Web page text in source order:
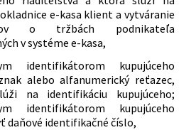
e-kasa klient a vytváranie
o tržbách podnikateľa
v systéme e-kasa,
identifikátorom kupujúceho
alebo alfanumerický reťazec,
na identifikáciu kupujúceho;
identifikátorom kupujúceho
daňové identifikačné číslo,